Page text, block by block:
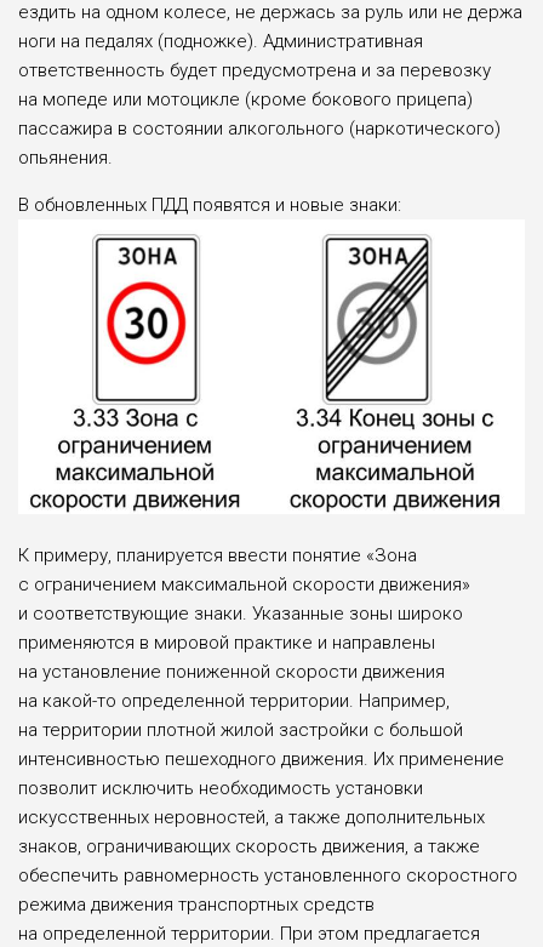
ездить на одном колесе, не держась за руль или не держа
ноги на педалях (подножке). Административная
ответственность будет предусмотрена и за перевозку
на мопеде или мотоцикле (кроме бокового прицепа)
пассажира в состоянии алкогольного (наркотического)
опьянения.
В обновленных ПДД появятся и новые знаки:
К примеру, планируется ввести понятие «Зона
с ограничением максимальной скорости движения»
и соответствующие знаки. Указанные зоны широко
применяются в мировой практике и направлены
на установление пониженной скорости движения
на какой-то определенной территории. Например,
на территории плотной жилой застройки с большой
интенсивностью пешеходного движения. Их применение
позволит исключить необходимость установки
искусственных неровностей, а также дополнительных
знаков, ограничивающих скорость движения, а также
обеспечить равномерность установленного скоростного
режима движения транспортных средств
на определенной территории. При этом предлагается